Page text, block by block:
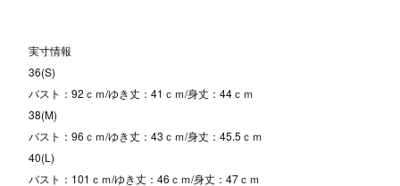
実寸情報
36(S)
バスト：92ｃｍ/ゆき丈：41ｃｍ/身丈：44ｃｍ
38(M)
バスト：96ｃｍ/ゆき丈：43ｃｍ/身丈：45.5ｃｍ
40(L)
バスト：101ｃｍ/ゆき丈：46ｃｍ/身丈：47ｃｍ